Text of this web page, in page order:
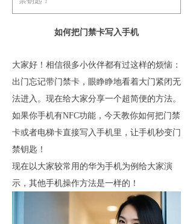
如何把门禁卡写入手机
大家好！相信很多小伙伴都有过这样的烦恼：
出门忘记带门禁卡，眼睁睁地看着大门紧闭无
法进入 。 现在给大家分享一个超简便的方法。
如果你手机有NFC功能 ，今天教你如何把门禁
卡或者电梯卡直接写入手机里，让手机秒变门
禁钥匙！
现在以大家较常用的华为手机为例给大家演
示，其他手机操作方法是一样的！